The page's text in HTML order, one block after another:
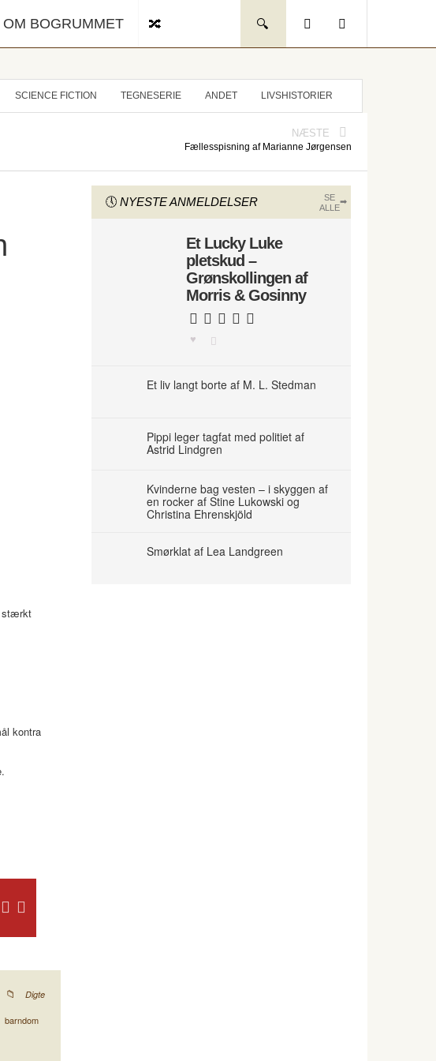
OM BOGRUMMET
SCIENCE FICTION TEGNESERIE ANDET LIVSHISTORIER
NÆSTE
Fællesspisning af Marianne Jørgensen
stærkt
kontra
Digte
barndom
NYESTE ANMELDELSER
SE
ALLE
Et Lucky Luke
pletskud –
Grønskollingen af
Morris & Gosinny
Et liv langt borte af M. L. Stedman
Pippi leger tagfat med politiet af
Astrid Lindgren
Kvinderne bag vesten – i skyggen af
en rocker af Stine Lukowski og
Christina Ehrenskjöld
Smørklat af Lea Landgreen